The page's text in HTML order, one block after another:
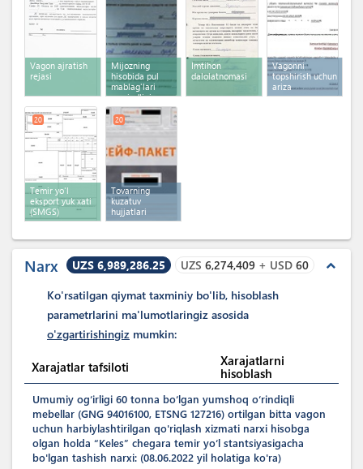
Vagon ajratish
rejasi
Mijozning
hisobida pul
mablag'lari
mavjudligi
to'g'risidagi
ma'lumotnoma
Imtihon
dalolatnomasi
Vagonni
topshirish uchun
ariza
Temir yo'l
eksport yuk xati
(SMGS)
20
Tovarning
kuzatuv
hujjatlari
20
Narx UZS 6,989,286.25 UZS 6,274,409 + USD 60 expand_less
Ko'rsatilgan qiymat taxminiy bo'lib, hisoblash
parametrlarini ma'lumotlaringiz asosida
o'zgartirishingiz mumkin:
Xarajatlar tafsiloti
Xarajatlarni
hisoblash
Umumiy ogʻirligi 60 tonna boʻlgan yumshoq oʻrindiqli
mebellar (GNG 94016100, ETSNG 127216) ortilgan bitta vagon
uchun harbiylashtirilgan qo'riqlash xizmati narxi hisobga
olgan holda “Keles” chegara temir yoʻl stantsiyasigacha
bo'lgan tashish narxi: (08.06.2022 yil holatiga ko'ra)